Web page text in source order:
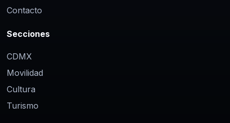
Contacto
Secciones
CDMX
Movilidad
Cultura
Turismo